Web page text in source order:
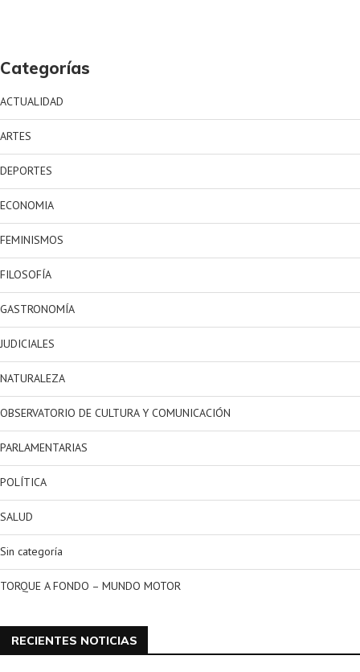
Categorías
ACTUALIDAD
ARTES
DEPORTES
ECONOMIA
FEMINISMOS
FILOSOFÍA
GASTRONOMÍA
JUDICIALES
NATURALEZA
OBSERVATORIO DE CULTURA Y COMUNICACIÓN
PARLAMENTARIAS
POLÍTICA
SALUD
Sin categoría
TORQUE A FONDO – MUNDO MOTOR
RECIENTES NOTICIAS